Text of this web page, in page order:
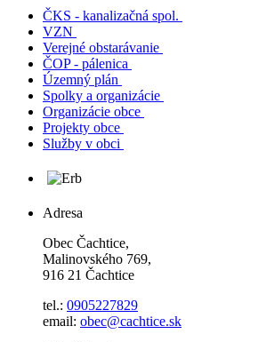
ČKS - kanalizačná spol.
VZN
Verejné obstarávanie
ČOP - pálenica
Územný plán
Spolky a organizácie
Organizácie obce
Projekty obce
Služby v obci
Adresa
Obec Čachtice,
Malinovského 769,
916 21 Čachtice
tel.: 0905227829
email: obec@cachtice.sk